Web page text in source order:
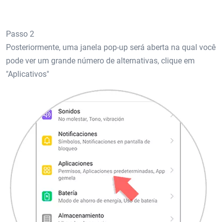
Passo 2
Posteriormente, uma janela pop-up será aberta na qual você
pode ver um grande número de alternativas, clique em
"Aplicativos"